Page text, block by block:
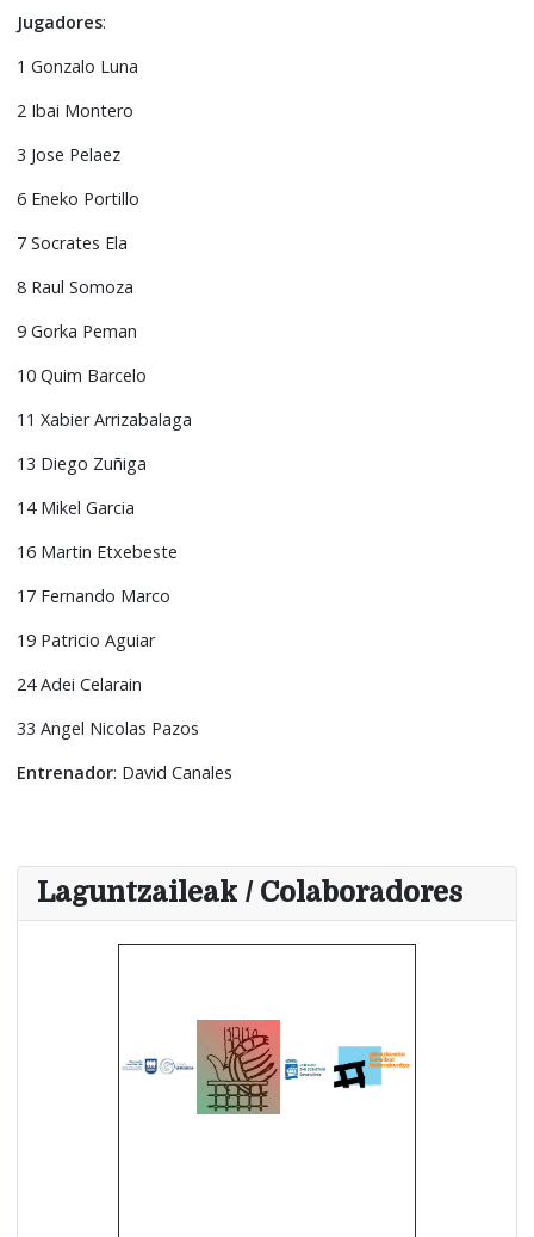
Jugadores:
1 Gonzalo Luna
2 Ibai Montero
3 Jose Pelaez
6 Eneko Portillo
7 Socrates Ela
8 Raul Somoza
9 Gorka Peman
10 Quim Barcelo
11 Xabier Arrizabalaga
13 Diego Zuñiga
14 Mikel Garcia
16 Martin Etxebeste
17 Fernando Marco
19 Patricio Aguiar
24 Adei Celarain
33 Angel Nicolas Pazos
Entrenador: David Canales
Laguntzaileak / Colaboradores